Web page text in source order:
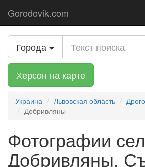
Gorodovik.com
Города
Херсон на карте
Украина Львовская область
Добривляны
Фотографии
Добривляны.